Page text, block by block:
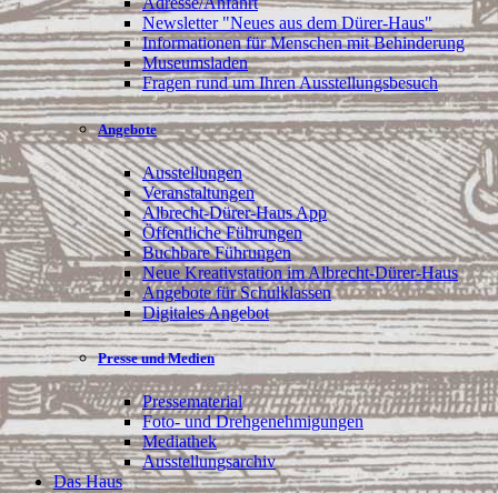
Newsletter "Neues aus dem Dürer-Haus"
Informationen für Menschen mit Behinderung
Museumsladen
Fragen rund um Ihren Ausstellungsbesuch
Angebote
Ausstellungen
Veranstaltungen
Albrecht-Dürer-Haus App
Öffentliche Führungen
Buchbare Führungen
Neue Kreativstation im Albrecht-Dürer-Haus
Angebote für Schulklassen
Digitales Angebot
Presse und Medien
Pressematerial
Foto- und Drehgenehmigungen
Mediathek
Ausstellungsarchiv
Das Haus